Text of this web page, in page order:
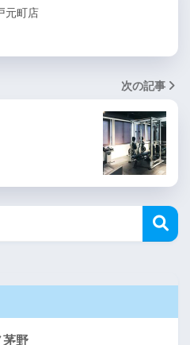
元町店
次の記事
茅野